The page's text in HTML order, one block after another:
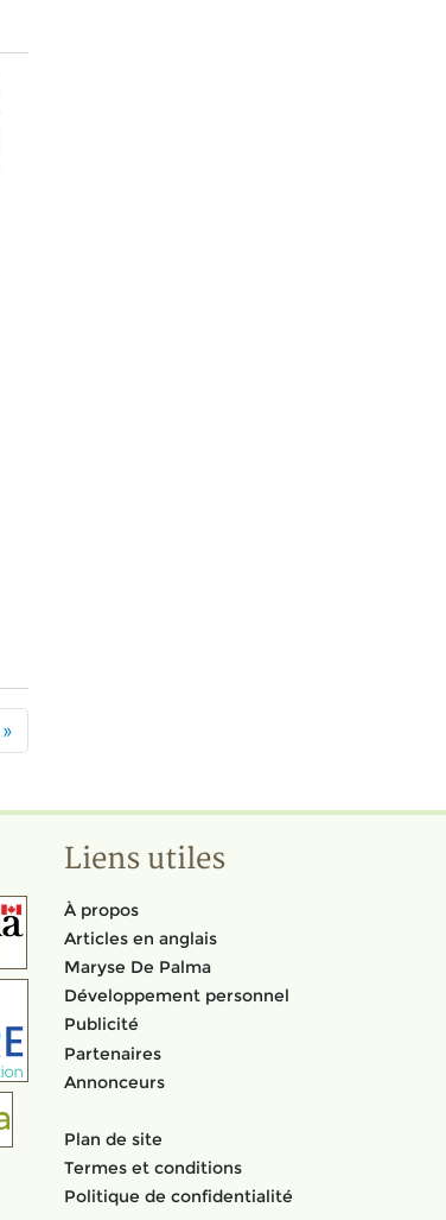
»
Liens utiles
À propos
Articles en anglais
Maryse De Palma
Développement personnel
Publicité
Partenaires
Annonceurs
Plan de site
Termes et conditions
Politique de confidentialité